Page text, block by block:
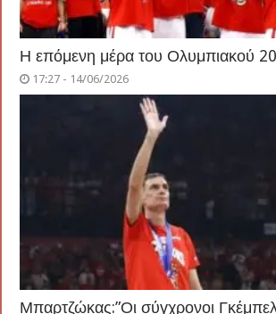
Η επόμενη μέρα του Ολυμπιακού
17:27 - 14/06/2026
Μπαρτζώκας:”Οι σύγχρονοι